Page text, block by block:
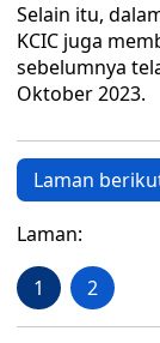
Selain itu,
KCIC juga
sebelumnya
Oktober 2023.
Laman
Laman:
1 2